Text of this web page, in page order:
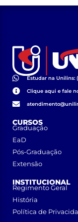
Estudar na Unilins:
Clique aqui e fale
CURSOS
Graduação
EaD
Pós-Graduação
Extensão
INSTITUCIONAL
Regimento Geral
História
Política de